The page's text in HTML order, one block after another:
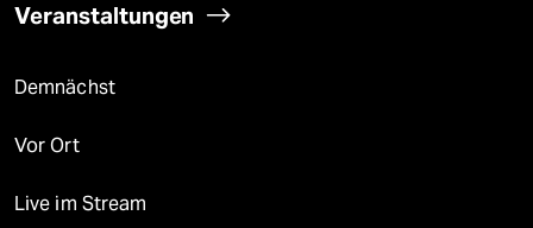
Veranstaltungen
Demnächst
Vor Ort
Live im Stream